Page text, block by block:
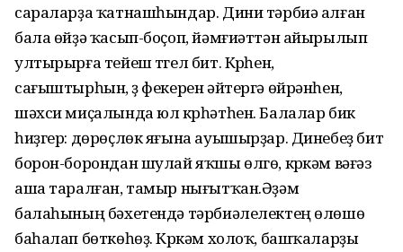
сараларҙа ҡатнашһындар. Дини тәрбиә алған
бала өйҙә ҡасып-боҫоп, йәмғиәттән айырылып
ултырырға тейеш түгел бит. Күрһен,
сағыштырһын, үҙ фекерен әйтергә өйрәнһен,
шәхси миҫалында юл күрһәтһен. Балалар бик
һиҙгер: дөрөҫлөк яғына ауышырҙар. Динебеҙ бит
борон-борондан шулай яҡшы өлгө, күркәм вәғәз
аша таралған, тамыр нығытҡан.Әҙәм
балаһының бәхетендә тәрбиәлелектең өлөшө
баһалап бөткөһөҙ. Күркәм холоҡ, башҡаларҙы